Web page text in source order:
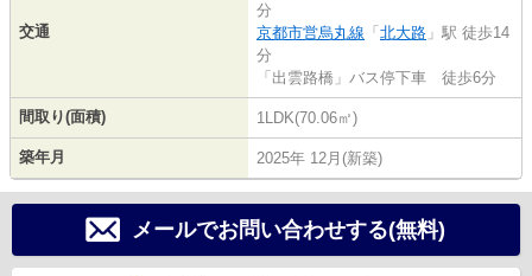
交通
分
京都市営烏丸線 「 北大路 」駅 徒歩14
分
「出雲路橋」バス停下車 徒歩6分
間取り(面積) 1LDK(70.06㎡)
築年月 2025年 12月(新築)
メールでお問い合わせする(無料)